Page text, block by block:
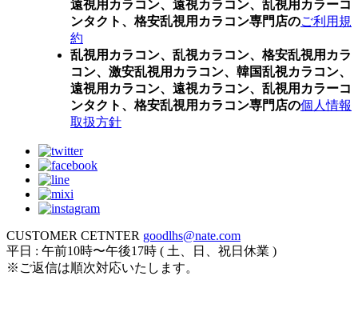
遠視用カラコン、遠視カラコン、乱視用カラーコ
ンタクト、格安乱視用カラコン専門店のご利用規
約
乱視用カラコン、乱視カラコン、格安乱視用カラ
コン、激安乱視用カラコン、韓国乱視カラコン、
遠視用カラコン、遠視カラコン、乱視用カラーコ
ンタクト、格安乱視用カラコン専門店の個人情報
取扱方針
CUSTOMER CETNTER goodlhs@nate.com
平日 : 午前10時〜午後17時 ( 土、日、祝日休業 )
※ご返信は順次対応いたします。